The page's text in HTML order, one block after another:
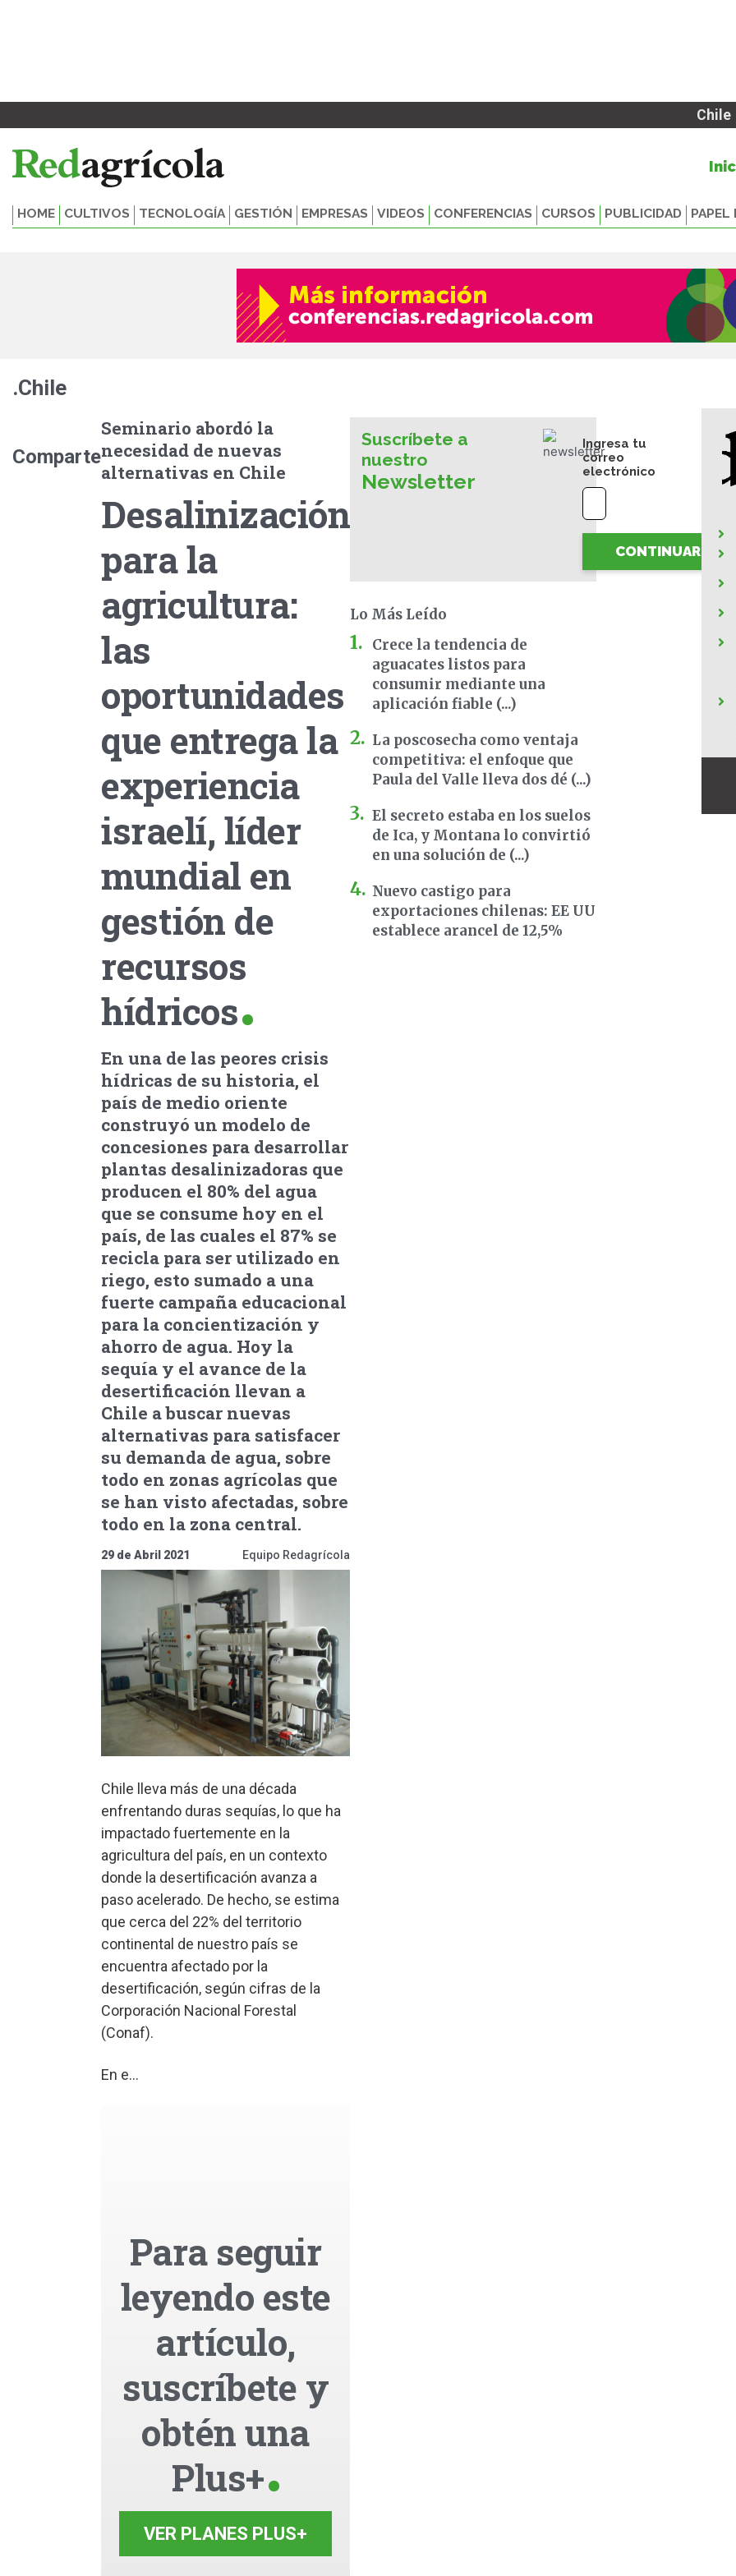
Chile
HOME CULTIVOS TECNOLOGÍA GESTIÓN EMPRESAS VIDEOS CONFERENCIAS CURSOS PUBLICIDAD PAPEL
.Chile
Comparte
Seminario abordó la
necesidad de nuevas
alternativas en Chile
Desalinización
para la
agricultura:
las
oportunidades
que entrega la
experiencia
israelí, líder
mundial en
gestión de
recursos
hídricos
En una de las peores crisis
hídricas de su historia, el
país de medio oriente
construyó un modelo de
concesiones para desarrollar
plantas desalinizadoras que
producen el 80% del agua
que se consume hoy en el
país, de las cuales el 87% se
recicla para ser utilizado en
riego, esto sumado a una
fuerte campaña educacional
para la concientización y
ahorro de agua. Hoy la
sequía y el avance de la
desertificación llevan a
Chile a buscar nuevas
alternativas para satisfacer
su demanda de agua, sobre
todo en zonas agrícolas que
se han visto afectadas, sobre
todo en la zona central.
29 de Abril 2021 Equipo Redagrícola
Chile lleva más de una década
enfrentando duras sequías, lo que ha
impactado fuertemente en la
agricultura del país, en un contexto
donde la desertificación avanza a
paso acelerado. De hecho, se estima
que cerca del 22% del territorio
continental de nuestro país se
encuentra afectado por la
desertificación, según cifras de la
Corporación Nacional Forestal
(Conaf).
En e...
Para seguir
leyendo este
artículo,
suscríbete y
obtén una
Plus+
VER PLANES PLUS+
Suscríbete a
nuestro
Newsletter
Ingresa tu
correo
electrónico
CONTINUAR
Lo Más Leído
Crece la tendencia de
aguacates listos para
consumir mediante una
aplicación fiable (...)
La poscosecha como ventaja
competitiva: el enfoque que
Paula del Valle lleva dos dé (...)
El secreto estaba en los suelos
de Ica, y Montana lo convirtió
en una solución de (...)
Nuevo castigo para
exportaciones chilenas: EE UU
establece arancel de 12,5%